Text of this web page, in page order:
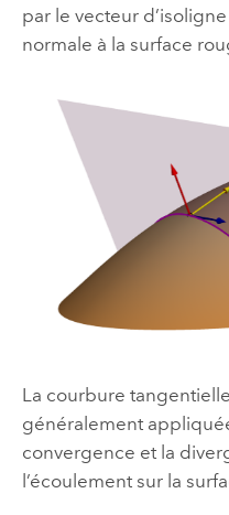
par le vecteur
normale à la surface
La courbure
généralement
convergence et la
l’écoulement sur la